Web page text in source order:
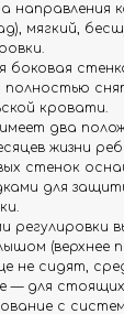
направления
мягкий,
боковая
полностью
кровати.
два
жизни
стенок
для
регулировки
(верхнее
не сидят,
— для
с